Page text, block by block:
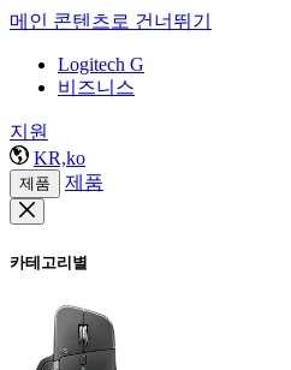
메인 콘텐츠로 건너뛰기
Logitech G
비즈니스
지원
KR,ko
제품 제품
카테고리별